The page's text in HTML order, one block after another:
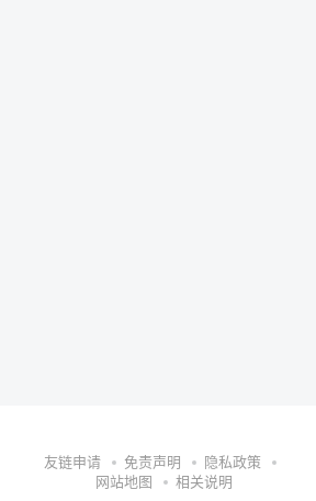
友链申请 免责声明
隐私政策
网站地图
相关说明